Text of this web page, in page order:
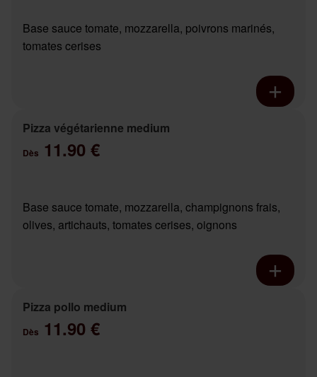
Base sauce tomate, mozzarella, poivrons marinés,
tomates cerises
Pizza végétarienne medium
Dès 11.90 €
Base sauce tomate, mozzarella, champignons frais,
olives, artichauts, tomates cerises, oignons
Pizza pollo medium
Dès 11.90 €